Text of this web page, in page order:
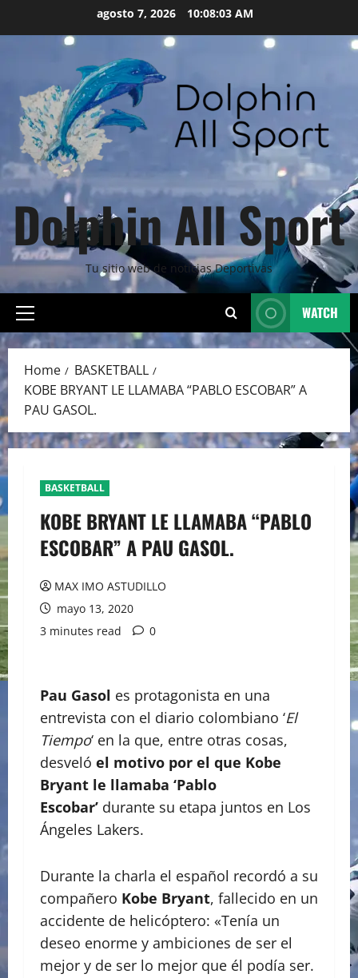
agosto 7, 2026 10:08:04 AM
Dolphin All Sport
Tu sitio web de noticias Deportivas
Primary
Menu
WATCH
Home
BASKETBALL
KOBE BRYANT LE LLAMABA “PABLO ESCOBAR” A
PAU GASOL.
BASKETBALL
KOBE BRYANT LE LLAMABA “PABLO
ESCOBAR” A PAU GASOL.
MAX IMO ASTUDILLO
mayo 13, 2020
3 minutes read
0
Pau Gasol es protagonista en una
entrevista con el diario colombiano ‘El
Tiempo‘ en la que, entre otras cosas,
desveló el motivo por el que Kobe
Bryant le llamaba ‘Pablo
Escobar’ durante su etapa juntos en Los
Ángeles Lakers.
Durante la charla el español recordó a su
compañero Kobe Bryant, fallecido en un
accidente de helicóptero: «Tenía un
deseo enorme y ambiciones de ser el
mejor y de ser lo mejor que él podía ser.